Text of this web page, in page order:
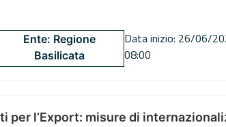
Ente: Regione
Basilicata
Data inizio: 26/06/
08:00
per l’Export: misure di